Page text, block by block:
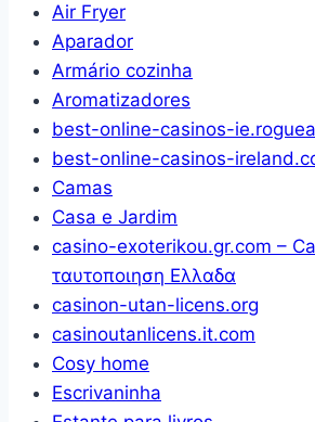
Air Fryer
Aparador
Armário cozinha
Aromatizadores
best-online-casinos-
best-online-casinos-
Camas
Casa e Jardim
casino-exoterikou.gr.com –
ταυτοποιηση Ελλαδα
casinon-utan-licens.org
casinoutanlicens.it.com
Cosy home
Escrivaninha